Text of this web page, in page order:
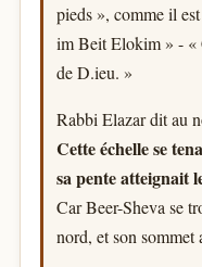
pieds », comme il
im Beit Elokim » - «
de D.ieu. »
Rabbi Elazar dit au
Cette échelle se
sa pente atteignait
Car Beer-Sheva se
nord, et son